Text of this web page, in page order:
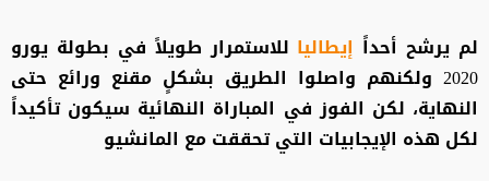
لم يرشح أحداً إيطاليا للاستمرار طويلاً في بطولة يورو
2020 ولكنهم واصلوا الطريق بشكلٍ مقنع ورائع حتى
النهاية، لكن الفوز في المباراة النهائية سيكون تأكيداً
لكل هذه الإيجابيات التي تحققت مع المانشيو